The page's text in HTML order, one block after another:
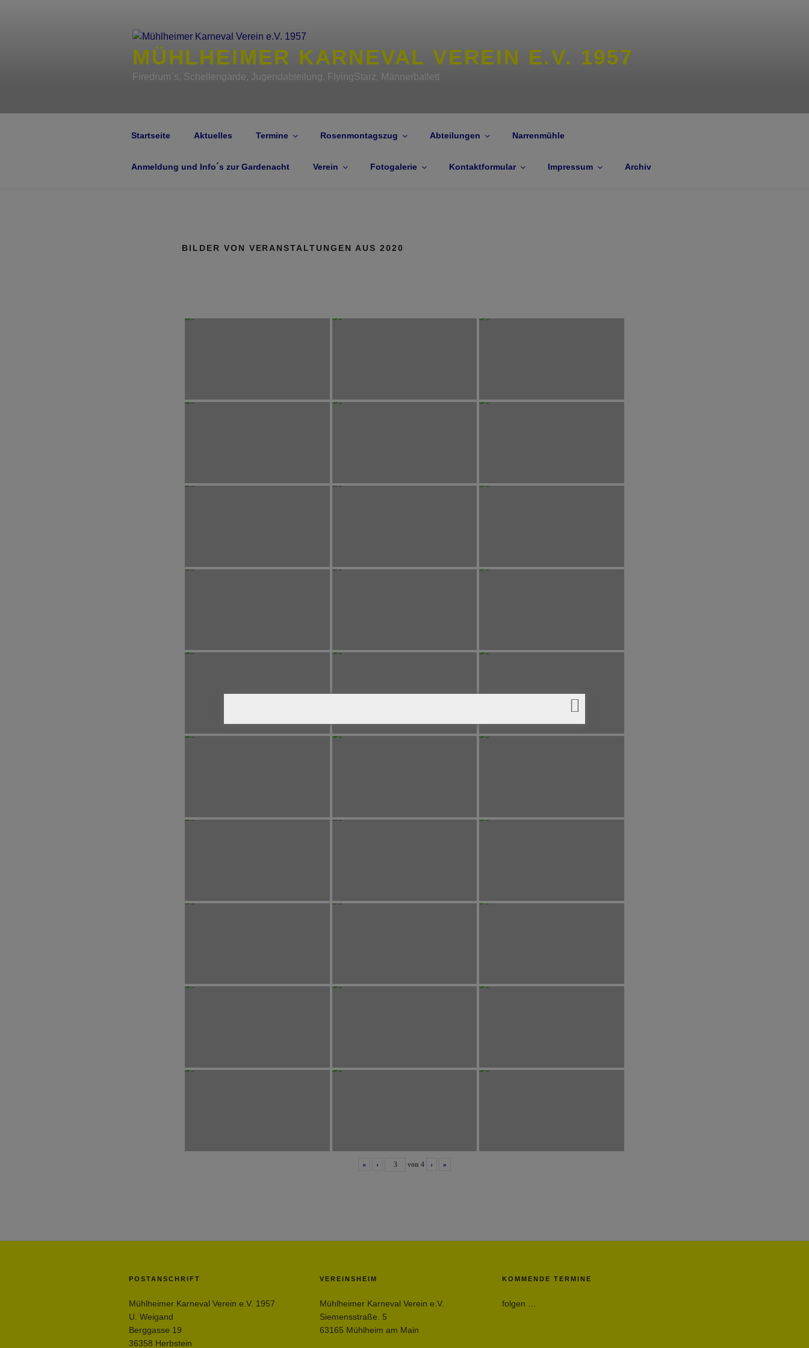
MÜHLHEIMER KARNEVAL VEREIN E.V. 1957
Firedrum´s, Schellengarde, Jugendabteilung, FlyingStarz, Männerballett
Startseite Aktuelles Termine Rosenmontagszug Abteilungen Narrenmühle
Anmeldung und Info´s zur Gardenacht Verein Fotogalerie Kontaktformular Impressum Archiv
BILDER VON VERANSTALTUNGEN AUS 2020
« ‹ von 4 › »
POSTANSCHRIFT
Mühlheimer Karneval Verein e.V. 1957
U. Weigand
Berggasse 19
36358 Herbstein
VEREINSHEIM
Mühlheimer Karneval Verein e.V.
Siemensstraße. 5
63165 Mühlheim am Main
KOMMENDE TERMINE
folgen …